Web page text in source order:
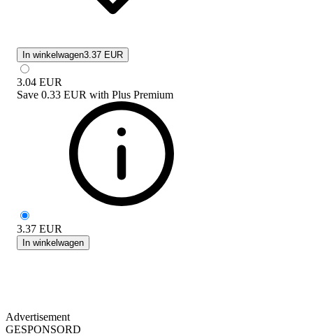
In winkelwagen3.37 EUR
3.04 EUR
Save 0.33 EUR with Plus Premium
3.37 EUR
In winkelwagen
Advertisement
GESPONSORD